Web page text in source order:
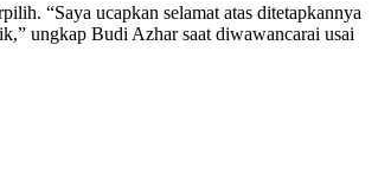
“Saya ucapkan selamat atas ditetapkannya
ungkap Budi Azhar saat diwawancarai usai